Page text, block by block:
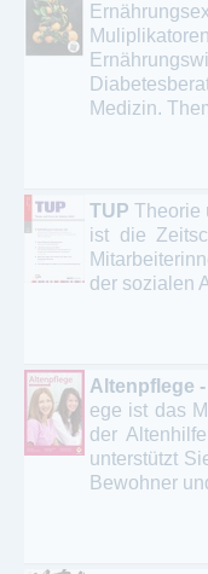
Medizin.
TUP Theorie
ist die
der sozialen
Altenpflege
ege ist das
der
unterstützt
Bewohner